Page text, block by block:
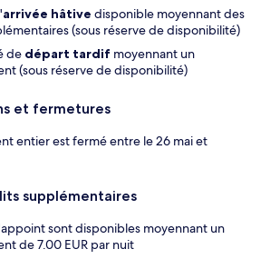
arrivée hâtive disponible moyennant des
(sous réserve de disponibilité)
de départ tardif moyennant un
(sous réserve de disponibilité)
et fermetures
entier est fermé entre le 26 mai et
supplémentaires
sont disponibles moyennant un
de 7.00 EUR par nuit